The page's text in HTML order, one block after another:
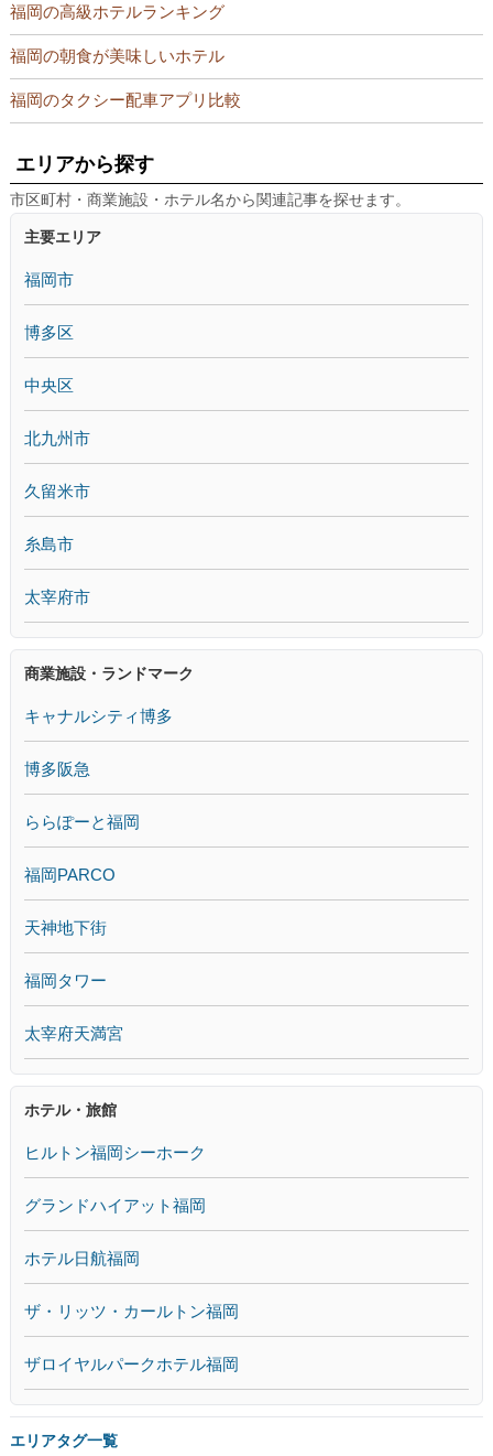
福岡の高級ホテルランキング
福岡の朝食が美味しいホテル
福岡のタクシー配車アプリ比較
エリアから探す
市区町村・商業施設・ホテル名から関連記事を探せます。
主要エリア
福岡市
博多区
中央区
北九州市
久留米市
糸島市
太宰府市
商業施設・ランドマーク
キャナルシティ博多
博多阪急
ららぽーと福岡
福岡PARCO
天神地下街
福岡タワー
太宰府天満宮
ホテル・旅館
ヒルトン福岡シーホーク
グランドハイアット福岡
ホテル日航福岡
ザ・リッツ・カールトン福岡
ザロイヤルパークホテル福岡
エリアタグ一覧